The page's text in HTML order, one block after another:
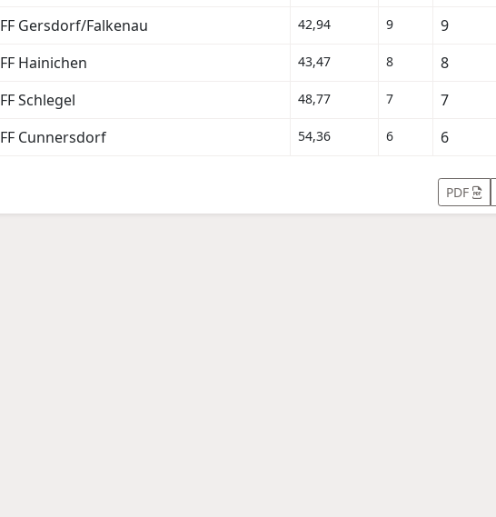
FF Gersdorf/Falkenau 42,94 9
9
FF Hainichen 43,47 8
8
FF Schlegel 48,77 7
7
FF Cunnersdorf 54,36 6 6
PDF